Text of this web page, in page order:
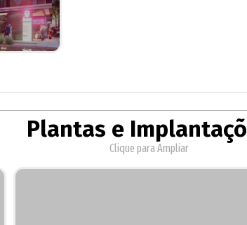
Plantas e
Clique para Ampliar